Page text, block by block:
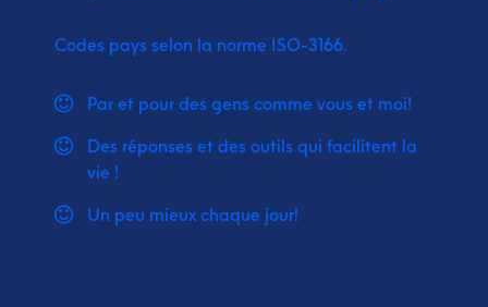
Codes pays selon la norme ISO-3166.
Par et pour des gens comme vous et moi!
Des réponses et des outils qui facilitent la
vie !
Un peu mieux chaque jour!